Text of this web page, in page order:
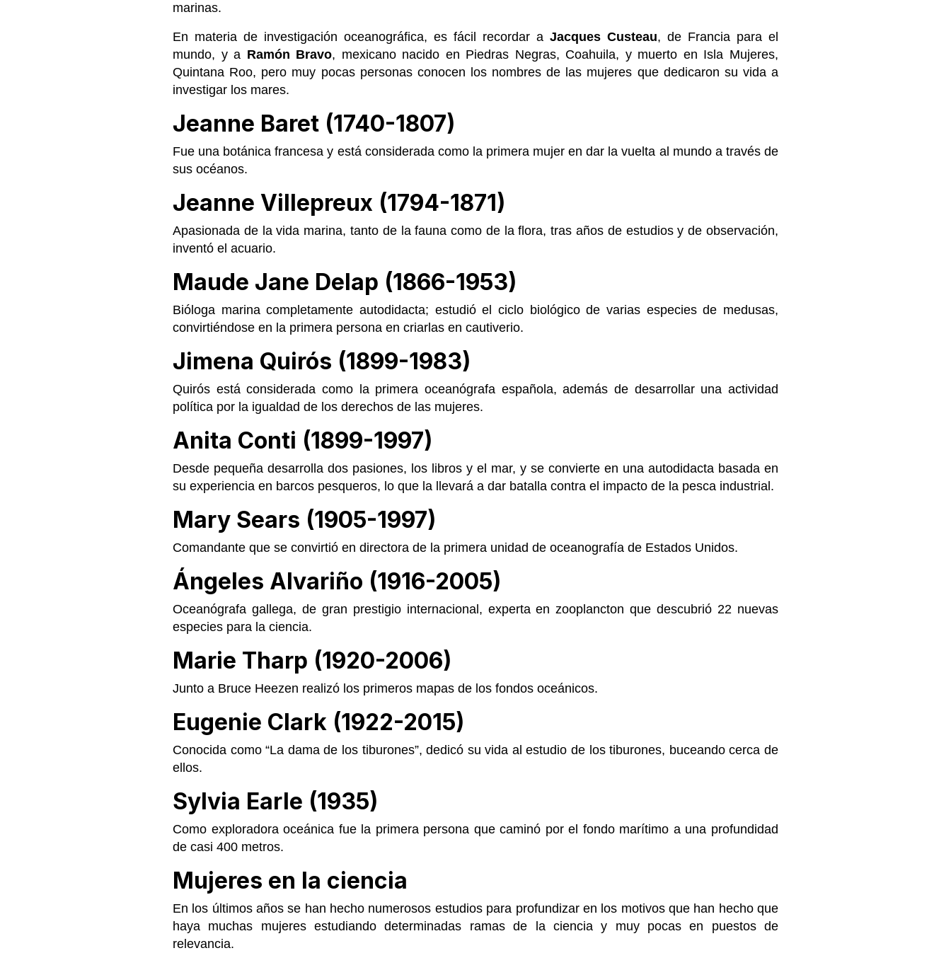
marinas.
En materia de investigación oceanográfica, es fácil recordar a Jacques Custeau, de Francia para el
mundo, y a Ramón Bravo, mexicano nacido en Piedras Negras, Coahuila, y muerto en Isla Mujeres,
Quintana Roo, pero muy pocas personas conocen los nombres de las mujeres que dedicaron su vida a
investigar los mares.
Jeanne Baret (1740-1807)
Fue una botánica francesa y está considerada como la primera mujer en dar la vuelta al mundo a través de
sus océanos.
Jeanne Villepreux (1794-1871)
Apasionada de la vida marina, tanto de la fauna como de la flora, tras años de estudios y de observación,
inventó el acuario.
Maude Jane Delap (1866-1953)
Bióloga marina completamente autodidacta; estudió el ciclo biológico de varias especies de medusas,
convirtiéndose en la primera persona en criarlas en cautiverio.
Jimena Quirós (1899-1983)
Quirós está considerada como la primera oceanógrafa española, además de desarrollar una actividad
política por la igualdad de los derechos de las mujeres.
Anita Conti (1899-1997)
Desde pequeña desarrolla dos pasiones, los libros y el mar, y se convierte en una autodidacta basada en
su experiencia en barcos pesqueros, lo que la llevará a dar batalla contra el impacto de la pesca industrial.
Mary Sears (1905-1997)
Comandante que se convirtió en directora de la primera unidad de oceanografía de Estados Unidos.
Ángeles Alvariño (1916-2005)
Oceanógrafa gallega, de gran prestigio internacional, experta en zooplancton que descubrió 22 nuevas
especies para la ciencia.
Marie Tharp (1920-2006)
Junto a Bruce Heezen realizó los primeros mapas de los fondos oceánicos.
Eugenie Clark (1922-2015)
Conocida como “La dama de los tiburones”, dedicó su vida al estudio de los tiburones, buceando cerca de
ellos.
Sylvia Earle (1935)
Como exploradora oceánica fue la primera persona que caminó por el fondo marítimo a una profundidad
de casi 400 metros.
Mujeres en la ciencia
En los últimos años se han hecho numerosos estudios para profundizar en los motivos que han hecho que
haya muchas mujeres estudiando determinadas ramas de la ciencia y muy pocas en puestos de
relevancia.